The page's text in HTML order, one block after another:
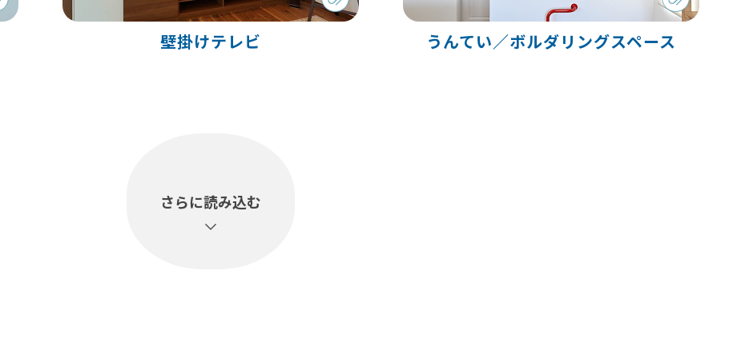
壁掛けテレビ うんてい／ボルダリングスペース
さらに読み込む